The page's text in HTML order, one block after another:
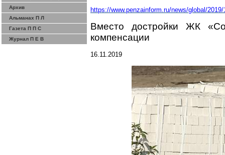
Архив
Альманах П Л
Газета П П С
Журнал П Е В
https://www.penzainform.ru/news/global/
Вместо достройки ЖК
компенсации
16.11.2019